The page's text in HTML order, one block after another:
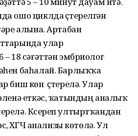
ошо циклда үҫтерелгән
алына. Артабан
улар
18 сәғәттән эмбриолог
баһалай. Барлыҡҡа
биш көн үҫтерелә. Улар
еткәс, ҡатындың аналыҡ
Күсереп ултыртҡандан
ХГЧ анализы көтөлә. Ул